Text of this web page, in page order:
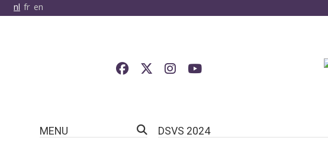
nl fr en
MENU DSVS 2024